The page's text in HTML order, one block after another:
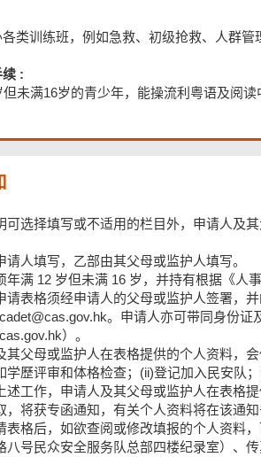
类训练班，例如急救、初级抢救、人群
:
但未满16岁的青少年，能操流利粤语及阅
可选择填写或不适用的栏目外，申请人及
请人填写，乙部由其父母或监护人填写。
年满 12 岁但未满 16 岁，并持有根据《人
请表格须经申请人的父母或监护人签署，
。申请人亦可带同身份
）。
其父母或监护人在表格提供的个人资料，
学歷评审和体格检查；(ii)登记加入民安队
述工作，申请人及其父母或监护人在表格
，将获专函通知，有关个人资料将在该通
表格后，如欲查阅或修改填报的个人资料
八号民众安全服务队总部四楼纪录室）、